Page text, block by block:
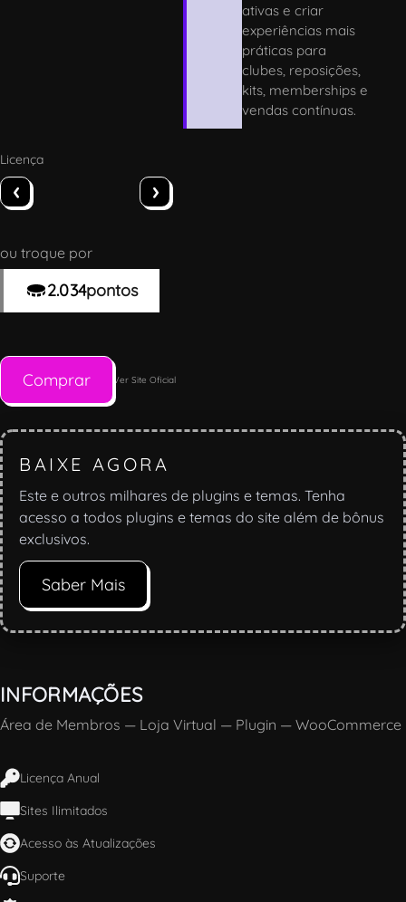
ativas e criar
experiências mais
práticas para
clubes, reposições,
kits, memberships e
vendas contínuas.
Licença
‹ ›
ou troque por
2.034pontos
Comprar Ver Site Oficial
BAIXE AGORA
Este e outros milhares de plugins e temas. Tenha
acesso a todos plugins e temas do site além de bônus
exclusivos.
Saber Mais
INFORMAÇÕES
Área de Membros — Loja Virtual — Plugin — WooCommerce
Licença Anual
Sites Ilimitados
Acesso às Atualizações
Suporte